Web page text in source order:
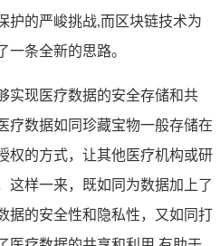
护的严峻挑战,而区块链技术为
一条全新的思路。
实现医疗数据的安全存储和共
疗数据如同珍藏宝物一般存储在
权的方式，让其他医疗机构或研
这样一来，既如同为数据加上了
据的安全性和隐私性，又如同打